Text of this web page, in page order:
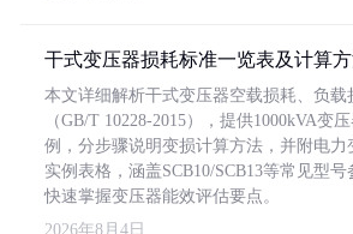
干式变压器损耗标准一览表及计算
本文详细解析干式变压器空载损耗、负载
（GB/T 10228-2015），提供1000kVA变
例，分步骤说明变损计算方法，并附电力
实例表格，涵盖SCB10/SCB13等常见型
快速掌握变压器能效评估要点。
2026年8月4日